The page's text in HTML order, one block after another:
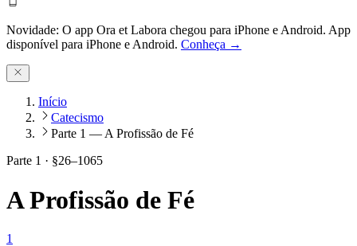
Novidade: O app Ora et Labora chegou para iPhone e Android. App
disponível para iPhone e Android. Conheça →
Início
Catecismo
Parte 1 — A Profissão de Fé
Parte 1 · §26–1065
A Profissão de Fé
1